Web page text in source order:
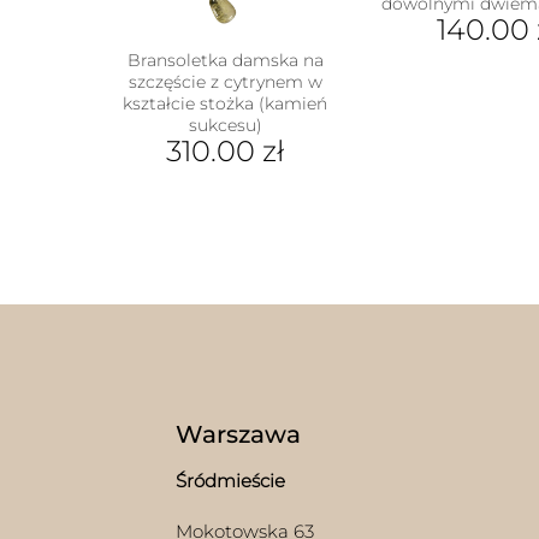
Bransoletka damska na
szczęście z cytrynem w
kształcie stożka (kamień
sukcesu)
310.00 zł
Opcje
140.00
Warszawa
Śródmieście
Mokotowska 63